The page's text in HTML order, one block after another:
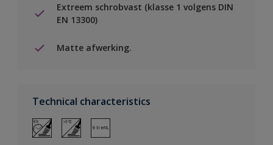
Extreem schrobvast (klasse 1 volgens DIN
EN 13300)
Matte afwerking.
Technical characteristics